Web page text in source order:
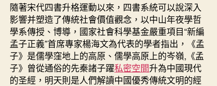
隨著宋代四書升格運動以來，四書系統可以說深入
影響并塑造了傳統社會價值觀念，以中山年夜學哲
學系傳授、博導，國家社會科學基金嚴重項目“新編
孟子正義”首席專家楊海文為代表的學者指出，《孟
子》是儒學窪地上的高原、儒學高原上的岑嶺,《孟
子》曾從通俗的先秦諸子躍私密空間升為中國現代
的圣經，明天則是人們解讀中國優秀傳統文明的經